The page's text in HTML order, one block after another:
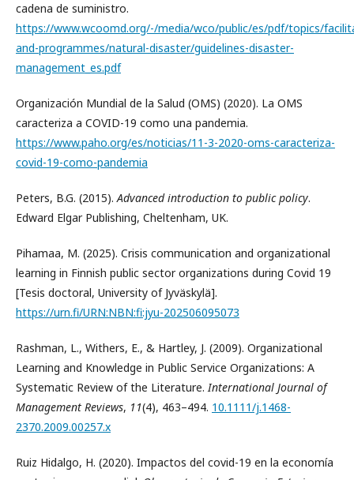
cadena de suministro.
https://www.wcoomd.org/-/media/wco/public/es/pdf/topics/
and-programmes/natural-disaster/guidelines-disaster-
management_es.pdf
Organización Mundial de la Salud (OMS) (2020). La OMS
caracteriza a COVID-19 como una pandemia.
https://www.paho.org/es/noticias/11-3-2020-oms-caracteriza-
covid-19-como-pandemia
Peters, B.G. (2015).Advanced introduction to public policy.
Edward Elgar Publishing, Cheltenham, UK.
Pihamaa, M. (2025). Crisis communication and organizational
learning in Finnish public sector organizations during Covid 19
[Tesis doctoral, University of Jyväskylä].
https://urn.fi/URN:NBN:fi:jyu-202506095073
Rashman, L., Withers, E., & Hartley, J. (2009). Organizational
Learning and Knowledge in Public Service Organizations: A
Systematic Review of the Literature.International Journal of
Management Reviews, 11(4), 463–494. 10.1111/j.1468-
2370.2009.00257.x
Ruiz Hidalgo, H. (2020). Impactos del covid-19 en la economía